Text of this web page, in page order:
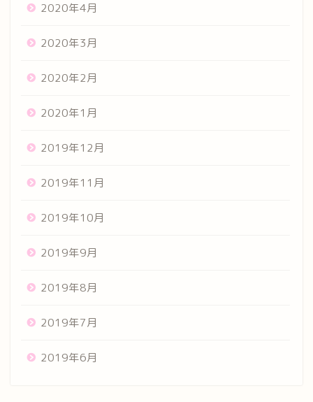
2020年4月
2020年3月
2020年2月
2020年1月
2019年12月
2019年11月
2019年10月
2019年9月
2019年8月
2019年7月
2019年6月